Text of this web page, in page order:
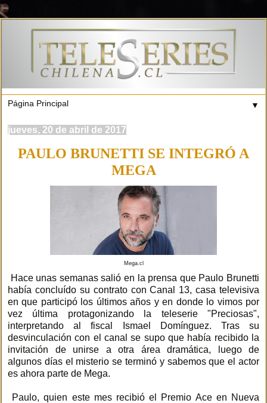
▼
jueves, 20 de abril de 2017
PAULO BRUNETTI SE INTEGRÓ A
MEGA
Mega.cl
Hace unas semanas salió en la prensa que Paulo Brunetti
había concluído su contrato con Canal 13, casa televisiva
en que participó los últimos años y en donde lo vimos por
vez última protagonizando la teleserie "Preciosas",
interpretando al fiscal Ismael Domínguez. Tras su
desvinculación con el canal se supo que había recibido la
invitación de unirse a otra área dramática, luego de
algunos días el misterio se terminó y sabemos que el actor
es ahora parte de Mega.
Paulo, quien este mes recibió el Premio Ace en Nueva